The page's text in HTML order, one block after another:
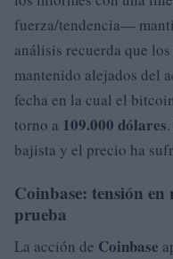
fuerza/tendencia—
análisis recuerda que
mantenido alejados del
fecha en la cual el
torno a 109.000 dólares
bajista y el precio ha
Coinbase: tensión en
prueba
La acción de Coinbase